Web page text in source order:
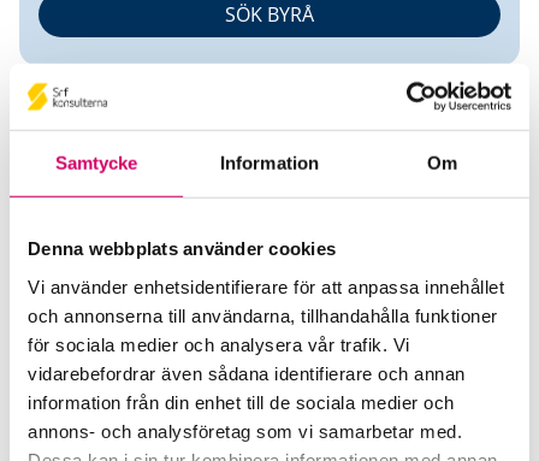
Samtycke Information Om
Denna webbplats använder cookies
Vi använder enhetsidentifierare för att anpassa innehållet
och annonserna till användarna, tillhandahålla funktioner
för sociala medier och analysera vår trafik. Vi
vidarebefordrar även sådana identifierare och annan
information från din enhet till de sociala medier och
annons- och analysföretag som vi samarbetar med.
Marie Lindén
Auktoriserad Lönekonsult
Visma HRM Sverige AB
Helsingborg
Telefon